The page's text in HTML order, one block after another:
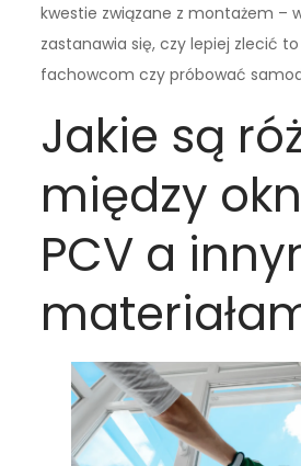
kwestie związane z montażem –
zastanawia się, czy lepiej zlecić
fachowcom czy próbować
Jakie są
między
PCV a